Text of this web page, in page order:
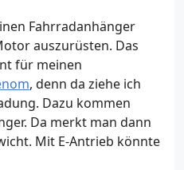
Fahrradanhänger
auszurüsten. Das
für meinen
, denn da ziehe ich
Dazu kommen
Da merkt man dann
Mit E-Antrieb könnte